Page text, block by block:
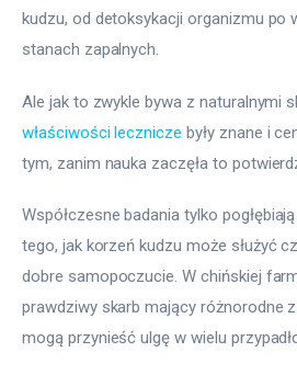
kudzu, od detoksykacji organizmu po
stanach zapalnych.
Ale jak to zwykle bywa z naturalnymi
właściwości lecznicze były znane i
tym, zanim nauka zaczęła to
Współczesne badania tylko
tego, jak korzeń kudzu może służyć
dobre samopoczucie. W chińskiej
prawdziwy skarb mający różnorodne
mogą przynieść ulgę w wielu